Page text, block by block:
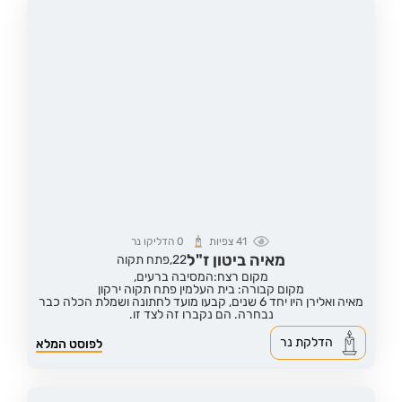
41 צפיות 0הדליקו נר
מאיה ביטון ז"ל22,פתח תקוה
מקום רצח:המסיבה ברעים,
מקום קבורה: בית העלמין פתח תקוה ירקון
מאיה ואלירן היו יחד 6 שנים, קבעו מועד לחתונה ושמלת הכלה כבר
נבחרה. הם נקברו זה לצד זו.
לפוסט המלא
הדלקת נר